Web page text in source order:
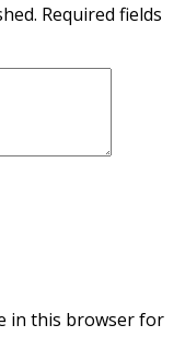
Required fields
in this browser for